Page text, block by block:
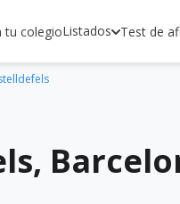
tu colegioListados Test de